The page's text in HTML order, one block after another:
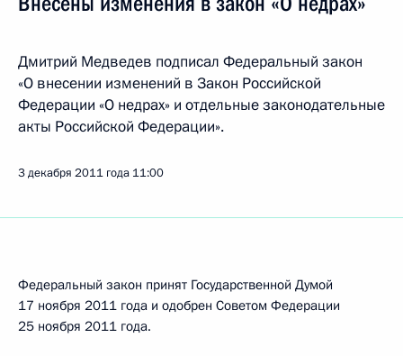
Дмитрий Медведев подписал Федеральный закон
«О внесении изменений в Закон Российской
Федерации «О недрах» и отдельные законодательные
акты Российской Федерации».
3 декабря 2011 года 11:00
Федеральный закон принят Государственной Думой
17 ноября 2011 года и одобрен Советом Федерации
25 ноября 2011 года.